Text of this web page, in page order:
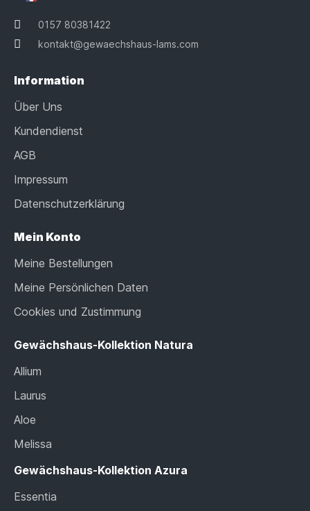
0157 80381422
kontakt@gewaechshaus-lams.com
Information
Über Uns
Kundendienst
AGB
Impressum
Datenschutzerklärung
Mein Konto
Meine Bestellungen
Meine Persönlichen Daten
Cookies und Zustimmung
Gewächshaus-Kollektion Natura
Allium
Laurus
Aloe
Melissa
Gewächshaus-Kollektion Azura
Essentia